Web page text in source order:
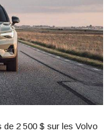
2 500 $ sur les Volvo